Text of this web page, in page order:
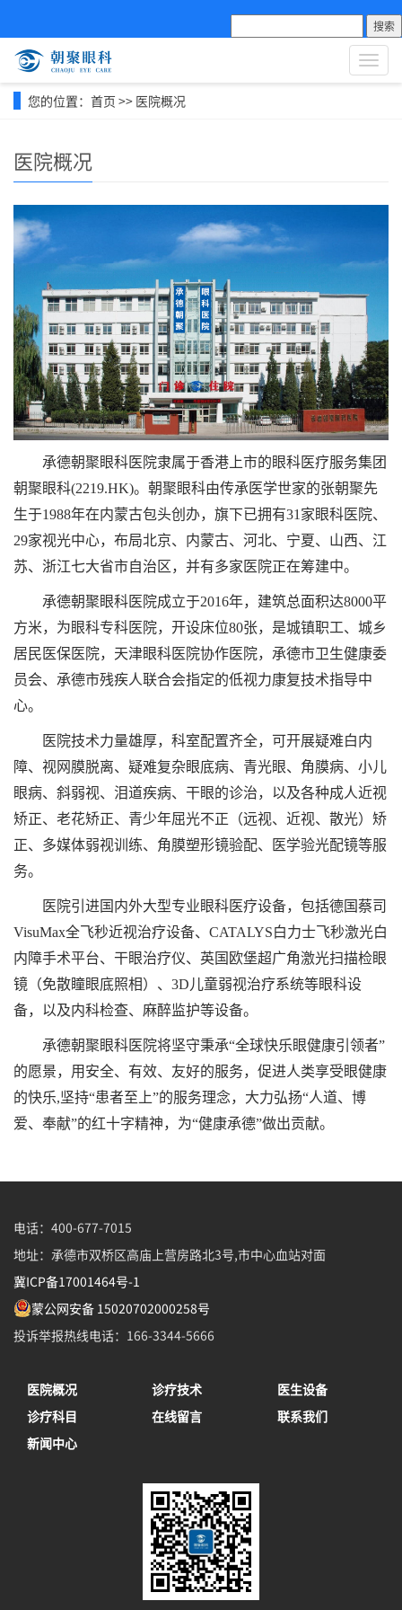
搜索
导
航
您的位置： 首页 >> 医院概况
医院概况
承德朝聚眼科医院隶属于香港上市的眼科医疗服务集团
朝聚眼科(2219.HK)。朝聚眼科由传承医学世家的张朝聚先
生于1988年在内蒙古包头创办，旗下已拥有31家眼科医院、
29家视光中心，布局北京、内蒙古、河北、宁夏、山西、江
苏、浙江七大省市自治区，并有多家医院正在筹建中。
承德朝聚眼科医院成立于2016年，建筑总面积达8000平
方米，为眼科专科医院，开设床位80张，是城镇职工、城乡
居民医保医院，天津眼科医院协作医院，承德市卫生健康委
员会、承德市残疾人联合会指定的低视力康复技术指导中
心。
医院技术力量雄厚，科室配置齐全，可开展疑难白内
障、视网膜脱离、疑难复杂眼底病、青光眼、角膜病、小儿
眼病、斜弱视、泪道疾病、干眼的诊治，以及各种成人近视
矫正、老花矫正、青少年屈光不正（远视、近视、散光）矫
正、多媒体弱视训练、角膜塑形镜验配、医学验光配镜等服
务。
医院引进国内外大型专业眼科医疗设备，包括德国蔡司
VisuMax全飞秒近视治疗设备、CATALYS白力士飞秒激光白
内障手术平台、干眼治疗仪、英国欧堡超广角激光扫描检眼
镜（免散瞳眼底照相）、3D儿童弱视治疗系统等眼科设
备，以及内科检查、麻醉监护等设备。
承德朝聚眼科医院将坚守秉承“全球快乐眼健康引领者”
的愿景，用安全、有效、友好的服务，促进人类享受眼健康
的快乐,坚持“患者至上”的服务理念，大力弘扬“人道、博
爱、奉献”的红十字精神，为“健康承德”做出贡献。
电话：400-677-7015
地址：承德市双桥区高庙上营房路北3号,市中心血站对面
冀ICP备17001464号-1
蒙公网安备 15020702000258号
投诉举报热线电话：166-3344-5666
医院概况 诊疗技术
医生设备
诊疗科目
在线留言
联系我们
新闻中心